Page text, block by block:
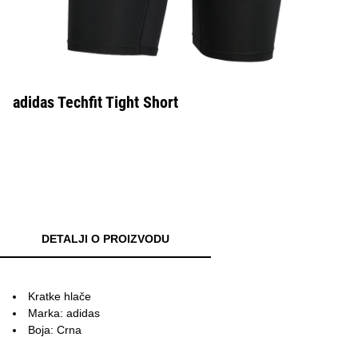
adidas Techfit Tight Short
DETALJI O PROIZVODU
Kratke hlače
Marka: adidas
Boja: Crna